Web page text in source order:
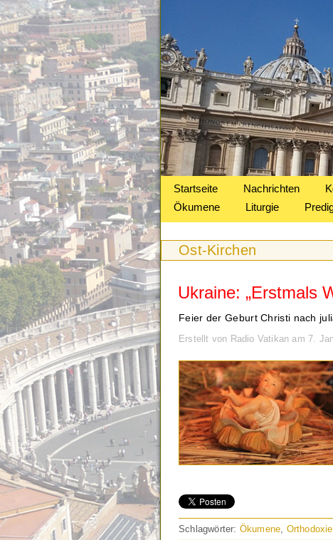
Startseite Nachrichten
Ökumene
Liturgie
Ost-Kirchen
Ukraine: „Erstmals
Feier der Geburt Christi nach
Erstellt von Radio Vatikan am 7.
Schlagwörter: Ökumene, Orthodoxie